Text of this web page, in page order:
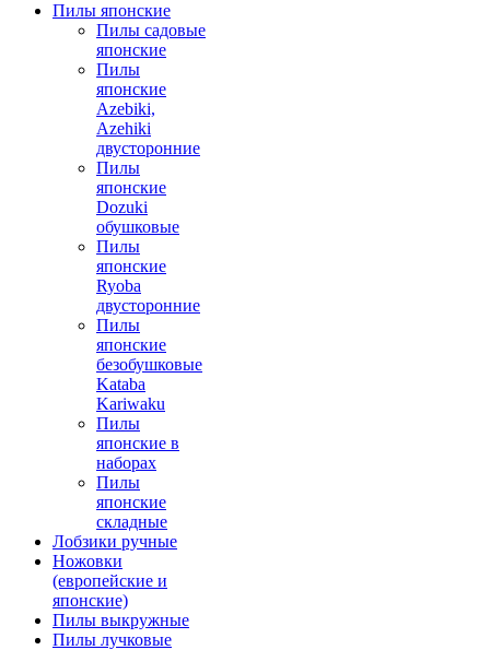
Пилы японские
Пилы садовые
японские
Пилы
японские
Azebiki,
Azehiki
двусторонние
Пилы
японские
Dozuki
обушковые
Пилы
японские
Ryoba
двусторонние
Пилы
японские
безобушковые
Kataba
Kariwaku
Пилы
японские в
наборах
Пилы
японские
складные
Лобзики ручные
Ножовки
(европейские и
японские)
Пилы выкружные
Пилы лучковые